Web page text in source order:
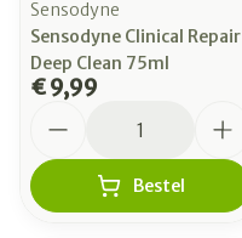
Sensodyne
Sensodyne Clinical Repair
Deep Clean 75ml
€ 9,99
Bestel